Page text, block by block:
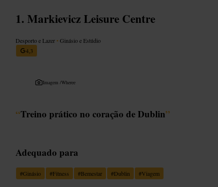
Markievicz Leisure Centre
Desporto e Lazer •Ginásio e Estúdio
4,3
Imagem /Wheree
“Treino prático no coração de Dublin”
Adequado para
#Ginásio #Fitness #Bemestar #Dublin #Viagem